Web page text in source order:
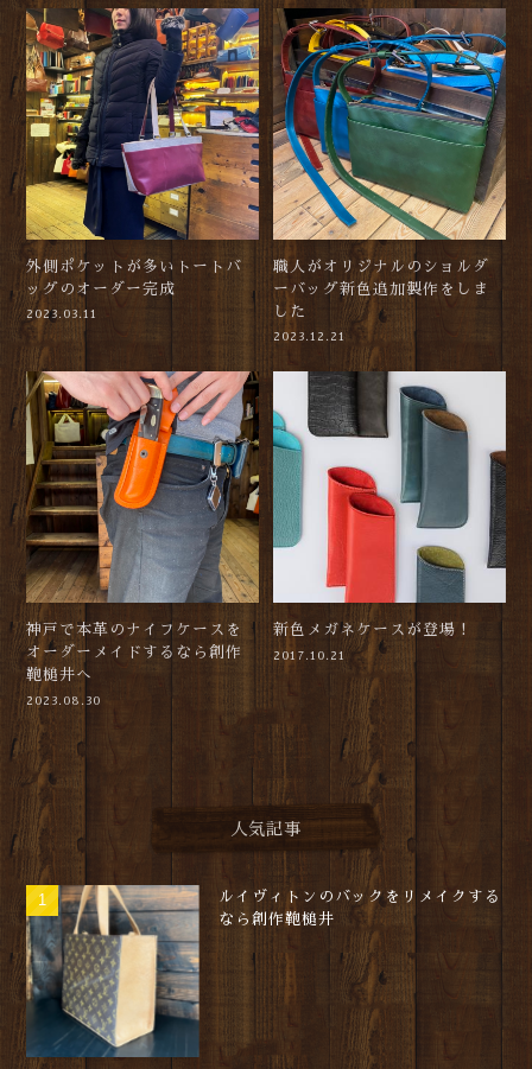
外側ポケットが多いトートバ
ッグのオーダー完成
2023.03.11
職人がオリジナルのショルダ
ーバッグ新色追加製作をしま
した
2023.12.21
神戸で本革のナイフケースを
オーダーメイドするなら創作
鞄槌井へ
2023.08.30
新色メガネケースが登場！
2017.10.21
人気記事
ルイヴィトンのバックをリメイクする
なら創作鞄槌井